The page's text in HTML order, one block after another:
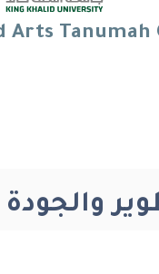
Arts Tanumah
والجودة